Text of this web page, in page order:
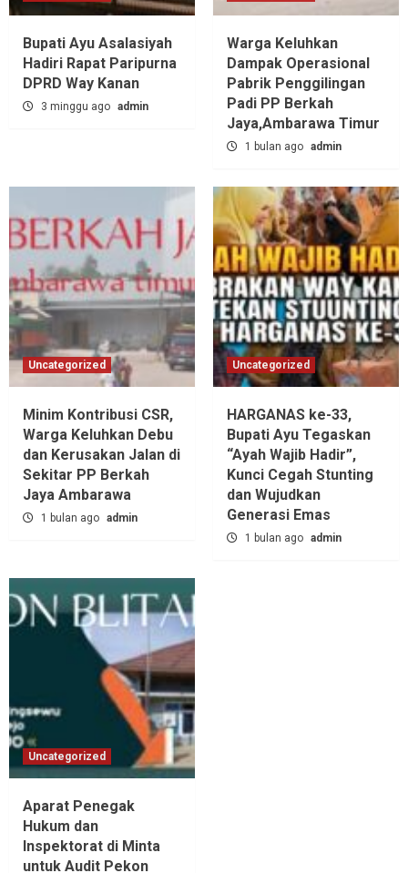
Bupati Ayu Asalasiyah
Hadiri Rapat Paripurna
DPRD Way Kanan
3 minggu ago admin
Warga Keluhkan
Dampak Operasional
Pabrik Penggilingan
Padi PP Berkah
Jaya,‎Ambarawa Timur
1 bulan ago admin
Uncategorized
Minim Kontribusi CSR,
Warga Keluhkan Debu
dan Kerusakan Jalan di
Sekitar PP Berkah
Jaya Ambarawa‎
1 bulan ago admin
Uncategorized
HARGANAS ke-33,
Bupati Ayu Tegaskan
“Ayah Wajib Hadir”,
Kunci Cegah Stunting
dan Wujudkan
Generasi Emas
1 bulan ago admin
Uncategorized
Aparat Penegak
Hukum dan
Inspektorat di Minta
untuk Audit Pekon